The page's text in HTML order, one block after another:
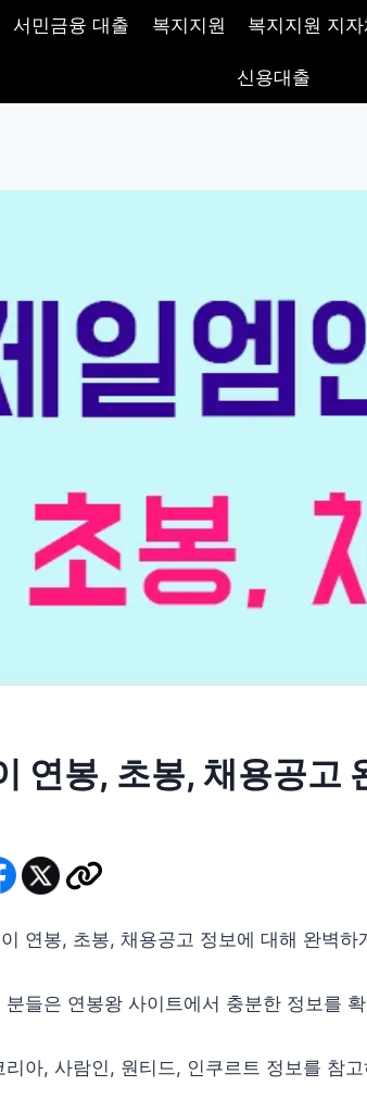
서민금융 대출 복지지원 복지지원 지자
신용대출
연봉, 초봉, 채용공고
연봉, 초봉, 채용공고 정보에 대해 완벽하
들은 연봉왕 사이트에서 충분한 정보를
아, 사람인, 원티드, 인쿠르트 정보를 참